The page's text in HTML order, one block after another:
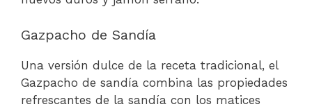
Gazpacho de Sandía
Una versión dulce de la receta tradicional, el
Gazpacho de sandía combina las propiedades
refrescantes de la sandía con los matices